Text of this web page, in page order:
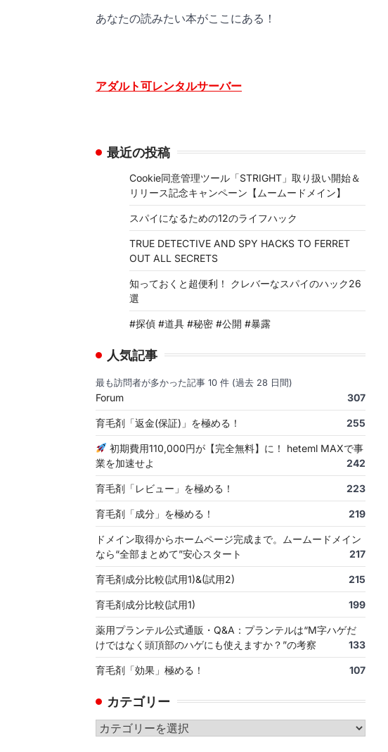
あなたの読みたい本がここにある！
アダルト可レンタルサーバー
最近の投稿
Cookie同意管理ツール「STRIGHT」取り扱い開始＆
リリース記念キャンペーン【ムームードメイン】
スパイになるための12のライフハック
TRUE DETECTIVE AND SPY HACKS TO FERRET
OUT ALL SECRETS
知っておくと超便利！ クレバーなスパイのハック26
選
#探偵 #道具 #秘密 #公開 #暴露
人気記事
最も訪問者が多かった記事 10 件 (過去 28 日間)
Forum 307
育毛剤「返金(保証)」を極める！ 255
初期費用110,000円が【完全無料】に！ heteml MAXで事
業を加速せよ
242
育毛剤「レビュー」を極める！ 223
育毛剤「成分」を極める！ 219
ドメイン取得からホームページ完成まで。ムームードメイン
なら“全部まとめて”安心スタート
217
育毛剤成分比較(試用1)&(試用2) 215
育毛剤成分比較(試用1) 199
薬用プランテル公式通販・Q&A：プランテルは“M字ハゲだ
けではなく頭頂部のハゲにも使えますか？”の考察
133
育毛剤「効果」極める！ 107
カテゴリー
カ